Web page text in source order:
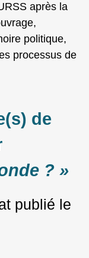
après la
politique,
processus de
de
? »
publié le